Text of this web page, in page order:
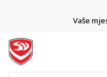
Vaše